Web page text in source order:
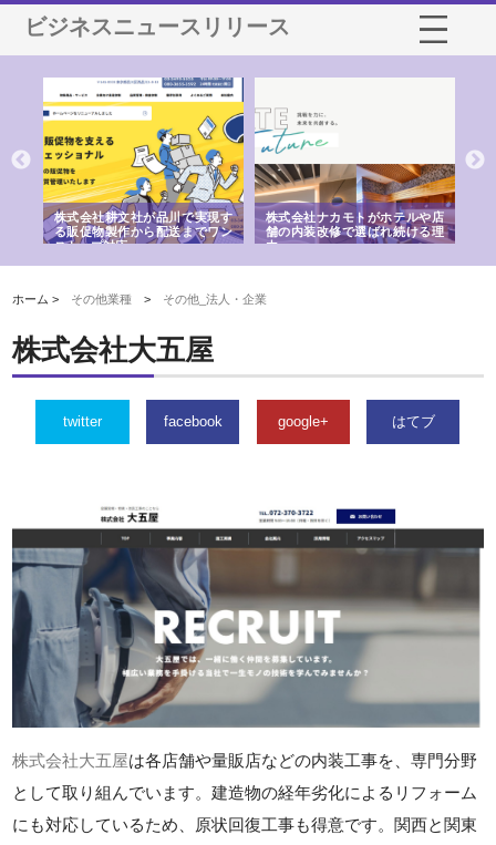
ビジネスニュースリリース
株式会社ナカモトがホテルや店
舗の内装改修で選ばれ続ける理
由
株式会社スプリングエフが選ば
れる理由とOEMアパレル製造の
強み
ホーム > その他業種 > その他_法人・企業
株式会社大五屋
twitter facebook google+ はてブ
株式会社大五屋は各店舗や量販店などの内装工事を、専門分野
として取り組んでいます。建造物の経年劣化によるリフォーム
にも対応しているため、原状回復工事も得意です。関西と関東